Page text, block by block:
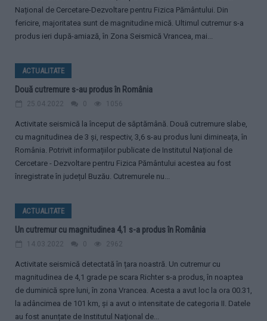
Național de Cercetare-Dezvoltare pentru Fizica Pământului. Din
fericire, majoritatea sunt de magnitudine mică. Ultimul cutremur s-a
produs ieri după-amiază, în Zona Seismică Vrancea, mai...
ACTUALITATE
Două cutremure s-au produs în România
25.04.2022 0 1056
Activitate seismică la început de săptămână. Două cutremure slabe,
cu magnitudinea de 3 şi, respectiv, 3,6 s-au produs luni dimineața, în
România. Potrivit informațiilor publicate de Institutul Național de
Cercetare - Dezvoltare pentru Fizica Pământului acestea au fost
înregistrate în județul Buzău. Cutremurele nu...
ACTUALITATE
Un cutremur cu magnitudinea 4,1 s-a produs în România
14.03.2022 0 2962
Activitate seismică detectată în țara noastră. Un cutremur cu
magnitudinea de 4,1 grade pe scara Richter s-a produs, în noaptea
de duminică spre luni, în zona Vrancea. Acesta a avut loc la ora 00.31,
la adâncimea de 101 km, și a avut o intensitate de categoria II. Datele
au fost anunțate de Institutul Naţional de...